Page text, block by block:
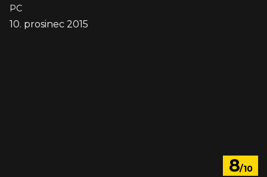
PC
10. prosinec 2015
8/10